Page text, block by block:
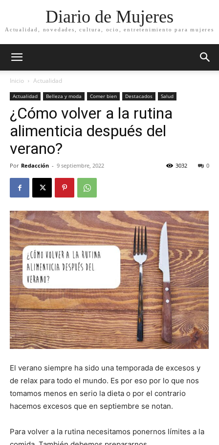
Diario de Mujeres
Actualidad, novedades, cultura, ocio, entretenimiento para mujeres
Inicio Actualidad
Actualidad Belleza y moda Comer bien Destacados Salud
¿Cómo volver a la rutina
alimenticia después del
verano?
Por Redacción - 9 septiembre, 2022 0
3032
El verano siempre ha sido una temporada de excesos y
de relax para todo el mundo. Es por eso por lo que nos
tomamos menos en serio la dieta o por el contrario
hacemos excesos que en septiembre se notan.
Para volver a la rutina necesitamos ponernos límites a la